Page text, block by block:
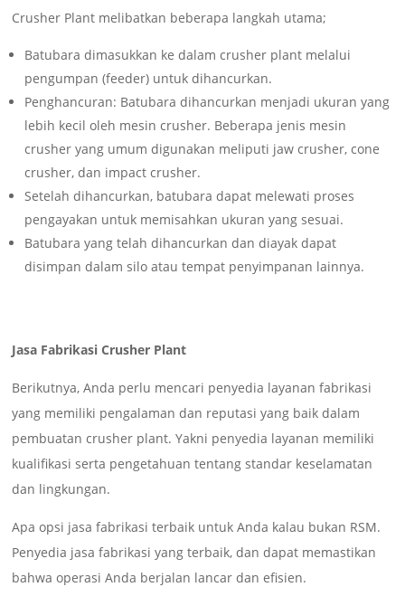
Crusher Plant melibatkan beberapa langkah utama;
Batubara dimasukkan ke dalam crusher plant melalui
pengumpan (feeder) untuk dihancurkan.
Penghancuran: Batubara dihancurkan menjadi ukuran yang
lebih kecil oleh mesin crusher. Beberapa jenis mesin
crusher yang umum digunakan meliputi jaw crusher, cone
crusher, dan impact crusher.
Setelah dihancurkan, batubara dapat melewati proses
pengayakan untuk memisahkan ukuran yang sesuai.
Batubara yang telah dihancurkan dan diayak dapat
disimpan dalam silo atau tempat penyimpanan lainnya.
Jasa Fabrikasi Crusher Plant
Berikutnya, Anda perlu mencari penyedia layanan fabrikasi
yang memiliki pengalaman dan reputasi yang baik dalam
pembuatan crusher plant. Yakni penyedia layanan memiliki
kualifikasi serta pengetahuan tentang standar keselamatan
dan lingkungan.
Apa opsi jasa fabrikasi terbaik untuk Anda kalau bukan RSM.
Penyedia jasa fabrikasi yang terbaik, dan dapat memastikan
bahwa operasi Anda berjalan lancar dan efisien.